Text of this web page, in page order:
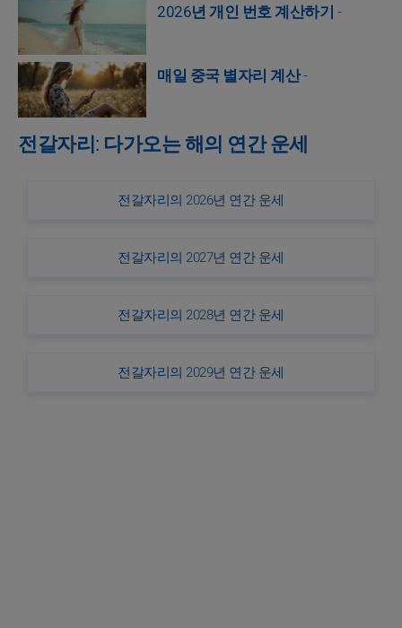
2026년 개인 번호 계산하기 -
매일 중국 별자리 계산-
전갈자리: 다가오는 해의 연간 운세
전갈자리의 2026년 연간 운세
전갈자리의 2027년 연간 운세
전갈자리의 2028년 연간 운세
전갈자리의 2029년 연간 운세